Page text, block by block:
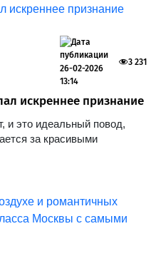
искреннее признание
и это идеальный повод,
за красивыми
3 231
26-02-2026
13:14